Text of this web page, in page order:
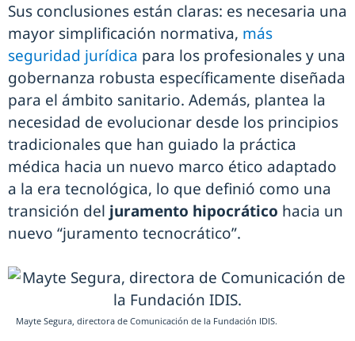
Sus conclusiones están claras: es necesaria una
mayor simplificación normativa, más
seguridad jurídica para los profesionales y una
gobernanza robusta específicamente diseñada
para el ámbito sanitario. Además, plantea la
necesidad de evolucionar desde los principios
tradicionales que han guiado la práctica
médica hacia un nuevo marco ético adaptado
a la era tecnológica, lo que definió como una
transición del juramento hipocrático hacia un
nuevo “juramento tecnocrático”.
Mayte Segura, directora de Comunicación de la Fundación IDIS.